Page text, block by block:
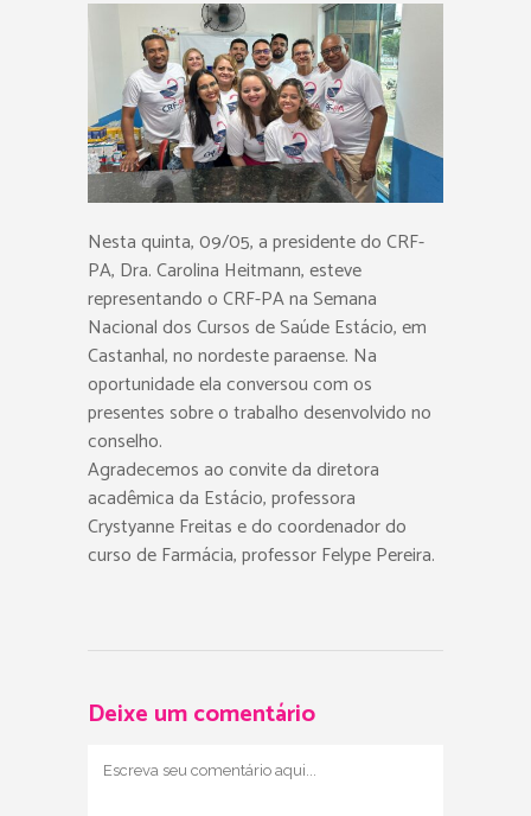
Nesta quinta, 09/05, a presidente do CRF-
PA, Dra. Carolina Heitmann, esteve
representando o CRF-PA na Semana
Nacional dos Cursos de Saúde Estácio, em
Castanhal, no nordeste paraense. Na
oportunidade ela conversou com os
presentes sobre o trabalho desenvolvido no
conselho.
Agradecemos ao convite da diretora
acadêmica da Estácio, professora
Crystyanne Freitas e do coordenador do
curso de Farmácia, professor Felype Pereira.
Deixe um comentário